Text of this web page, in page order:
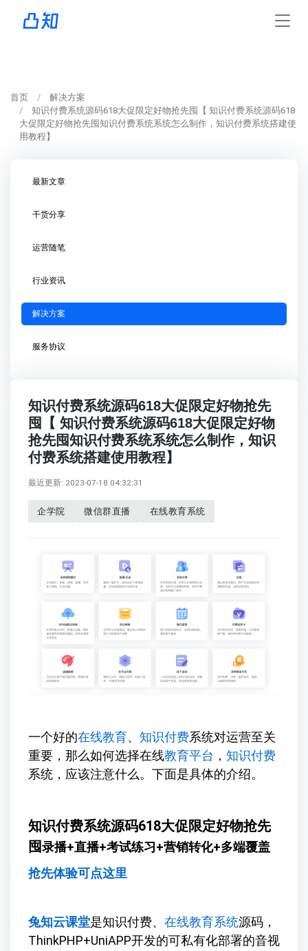
首页
解决方案
知识付费系统源码618大促限定好物抢先囤【 知识付费系统源码618
大促限定好物抢先囤知识付费系统系统怎么制作，知识付费系统搭建使
用教程】
最新文章
干货分享
运营随笔
行业资讯
解决方案
服务协议
知识付费系统源码618大促限定好物抢先
囤【 知识付费系统源码618大促限定好物
抢先囤知识付费系统系统怎么制作，知识
付费系统搭建使用教程】
最近更新: 2023-07-18 04:32:31
企学院 微信群直播 在线教育系统
一个好的在线教育、 知识付费系统对运营至关
重要，那么如何选择在线教育平台 ， 知识付费
系统，应该注意什么。下面是具体的介绍。
知识付费系统源码618大促限定好物抢先
囤录播+直播+考试练习+营销转化+多端覆盖
抢先体验可点这里
兔知云课堂是知识付费、 在线教育系统源码，
ThinkPHP+UniAPP开发的可私有化部署的音视